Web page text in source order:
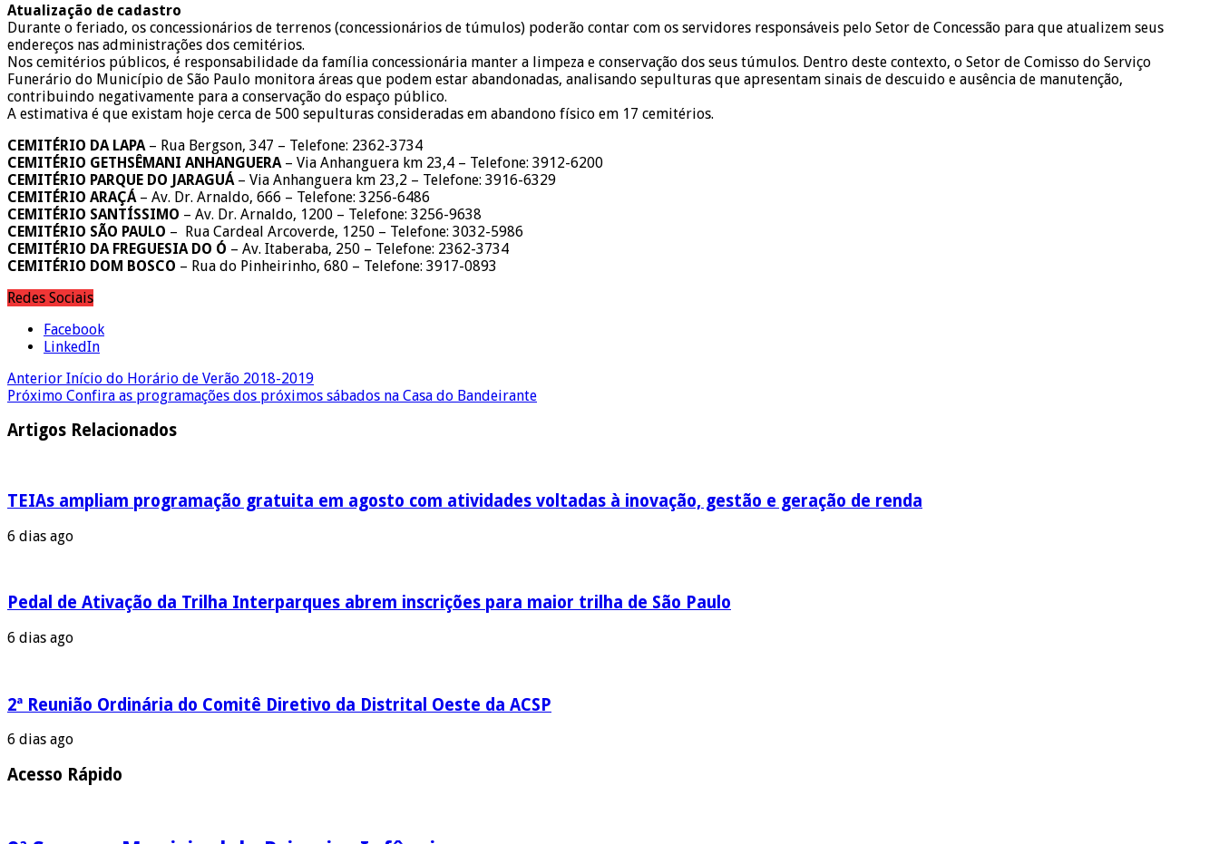
Atualização de cadastro
Durante o feriado, os concessionários de terrenos (concessionários de túmulos) poderão contar com os servidores responsáveis pelo Setor de Concessão para que atualizem seus
endereços nas administrações dos cemitérios.
Nos cemitérios públicos, é responsabilidade da família concessionária manter a limpeza e conservação dos seus túmulos. Dentro deste contexto, o Setor de Comisso do Serviço
Funerário do Município de São Paulo monitora áreas que podem estar abandonadas, analisando sepulturas que apresentam sinais de descuido e ausência de manutenção,
contribuindo negativamente para a conservação do espaço público.
A estimativa é que existam hoje cerca de 500 sepulturas consideradas em abandono físico em 17 cemitérios.
CEMITÉRIO DA LAPA – Rua Bergson, 347 – Telefone: 2362-3734
CEMITÉRIO GETHSÊMANI ANHANGUERA – Via Anhanguera km 23,4 – Telefone: 3912-6200
CEMITÉRIO PARQUE DO JARAGUÁ – Via Anhanguera km 23,2 – Telefone: 3916-6329
CEMITÉRIO ARAÇÁ – Av. Dr. Arnaldo, 666 – Telefone: 3256-6486
CEMITÉRIO SANTÍSSIMO – Av. Dr. Arnaldo, 1200 – Telefone: 3256-9638
CEMITÉRIO SÃO PAULO – Rua Cardeal Arcoverde, 1250 – Telefone: 3032-5986
CEMITÉRIO DA FREGUESIA DO Ó – Av. Itaberaba, 250 – Telefone: 2362-3734
CEMITÉRIO DOM BOSCO – Rua do Pinheirinho, 680 – Telefone: 3917-0893
Redes Sociais
Facebook
LinkedIn
Anterior Início do Horário de Verão 2018-2019
Próximo Confira as programações dos próximos sábados na Casa do Bandeirante
Artigos Relacionados
TEIAs ampliam programação gratuita em agosto com atividades voltadas à inovação, gestão e geração de renda
6 dias ago
Pedal de Ativação da Trilha Interparques abrem inscrições para maior trilha de São Paulo
6 dias ago
2ª Reunião Ordinária do Comitê Diretivo da Distrital Oeste da ACSP
6 dias ago
Acesso Rápido